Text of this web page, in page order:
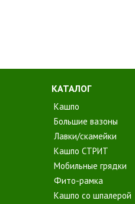
КАТАЛОГ
Кашпо
Большие вазоны
Лавки/скамейки
Кашпо СТРИТ
Мобильные грядки
Фито-рамка
Кашпо со шпалерой